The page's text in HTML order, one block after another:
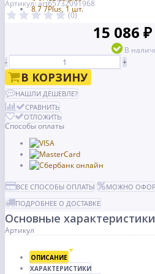
Артикул: art65732091968
(0)
15 086 ₽
В
-
+
В КОРЗИНУ
НАШЛИ ДЕШЕВЛЕ?
СРАВНИТЬ
ОТЛОЖИТЬ
Способы оплаты
ВСЕ СПОСОБЫ ОПЛАТЫ
МОЖНО
ПОДРОБНЕЕ О ДОСТАВКЕ
Основные характеристики
Артикул
ОПИСАНИЕ
ХАРАКТЕРИСТИКИ